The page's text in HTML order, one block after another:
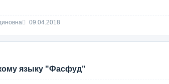
09.04.2018
языку "Фасфуд"